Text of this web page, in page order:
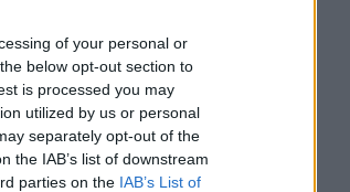
of your personal or
below opt-out section to
is processed you may
utilized by us or personal
separately opt-out of the
the IAB’s list of downstream
parties on the IAB’s List of